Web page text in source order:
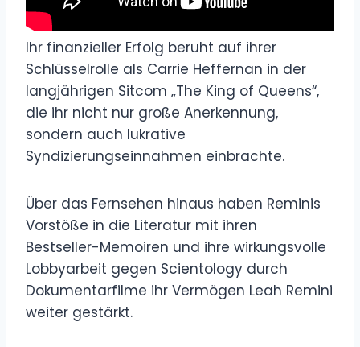
Ihr finanzieller Erfolg beruht auf ihrer
Schlüsselrolle als Carrie Heffernan in der
langjährigen Sitcom „The King of Queens“,
die ihr nicht nur große Anerkennung,
sondern auch lukrative
Syndizierungseinnahmen einbrachte.
Über das Fernsehen hinaus haben Reminis
Vorstöße in die Literatur mit ihren
Bestseller-Memoiren und ihre wirkungsvolle
Lobbyarbeit gegen Scientology durch
Dokumentarfilme ihr Vermögen Leah Remini
weiter gestärkt.